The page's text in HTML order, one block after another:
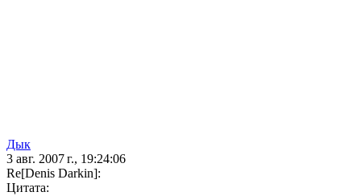
Дык
3 авг. 2007 г., 19:24:06
Re[Denis Darkin]:
Цитата: